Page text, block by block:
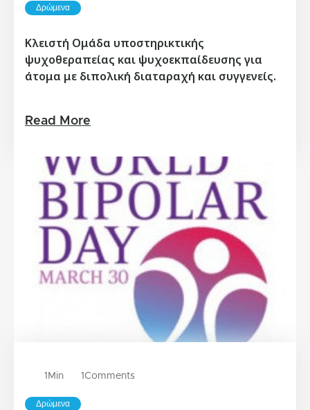
Δρώμενα
Κλειστή Ομάδα υποστηρικτικής
ψυχοθεραπείας και ψυχοεκπαίδευσης για
άτομα με διπολική διαταραχή και συγγενείς.
Read More
1 Min 1Comments
Δρώμενα